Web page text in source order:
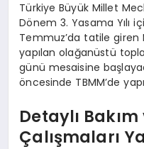
Türkiye Büyük Millet
Dönem 3. Yasama Yılı
Temmuz’da tatile giren
yapılan olağanüstü
günü mesaisine
öncesinde TBMM’de
Detaylı
Çalışmaları